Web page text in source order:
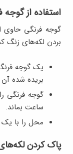
استفاده از
گوجه فرنگی حاوی
بردن لکه‌های زنگ
یک گوجه
بریده شده آن
گوجه فرنگی
ساعت بماند.
محل را با یک
پاک کردن